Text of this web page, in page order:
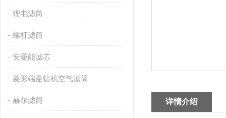
锂电滤筒
螺杆滤筒
安曼能滤芯
菱形端盖钻机空气滤筒
赫尔滤筒 详情介绍